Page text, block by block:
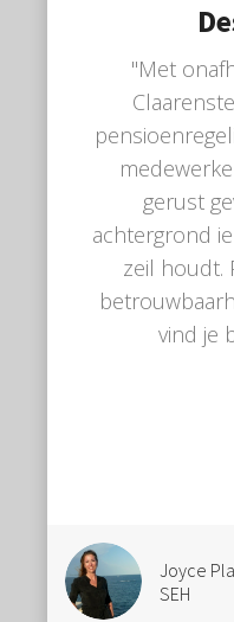
"Met
gerust
achtergrond
zeil houdt.
vind je
Joyce
SEH